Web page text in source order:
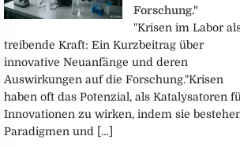
Forschung."
"Krisen im Labor
treibende Kraft: Ein Kurzbeitrag über
innovative Neuanfänge und deren
Auswirkungen auf die Forschung."Krisen
haben oft das Potenzial, als Katalysatoren
Innovationen zu wirken, indem sie
Paradigmen und […]